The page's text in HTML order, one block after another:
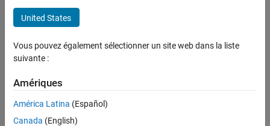
Catégorie
Add Review Information to Results
Manage Results
Export Results from Polyspace Access
Generate Code Quality Metrics
Generate reports from your verification results and provide
generate reports, seepolyspace-report-generator
(Polyspace Code Prover)
Upload your verification results to thePolyspace Access™
database then view them in the
United States
Vous pouvez également sélectionner un site web dans la liste
suivante :
Amériques
América Latina (Español)
Canada (English)